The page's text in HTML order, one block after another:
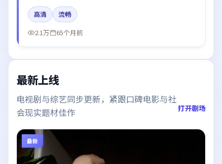
片中呈现细腻表演，影像风格统一，配乐与剪辑强化了
情绪曲线。
高清
流畅
2.1万
65个月前
最新上线
电视剧与综艺同步更新，紧跟口碑电影与社
会现实题材佳作
打开剧场
最新